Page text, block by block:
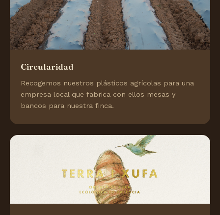
Circularidad
Recogemos nuestros plásticos agrícolas para una
empresa local que fabrica con ellos mesas y
bancos para nuestra finca.